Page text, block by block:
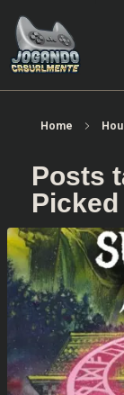
Home
Posts